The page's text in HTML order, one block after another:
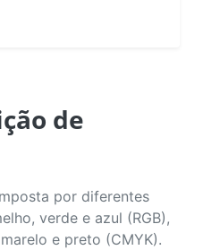
de
por diferentes
verde e azul (RGB),
e preto (CMYK).